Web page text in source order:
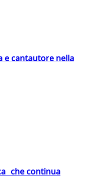
e cantautore nella
che continua